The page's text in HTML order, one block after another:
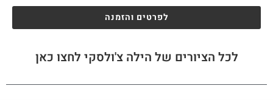
לפרטים והזמנה
לכל הציורים של הילה צ'ולסקי לחצו כאן